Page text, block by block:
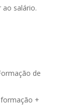
ao salário.
de
+